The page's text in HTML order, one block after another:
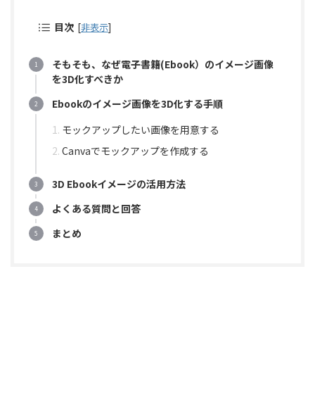
目次 [非表示]
そもそも、なぜ電子書籍(Ebook）のイメージ画像
を3D化すべきか
Ebookのイメージ画像を3D化する手順
モックアップしたい画像を用意する
Canvaでモックアップを作成する
3D Ebookイメージの活用方法
よくある質問と回答
まとめ